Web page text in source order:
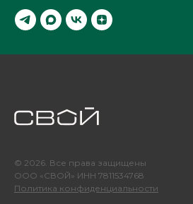
© 2026. Все права защищены
ООО «СВОЙ» ИНН 7811534768
Политика конфиденциальности